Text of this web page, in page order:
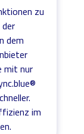
zu
dem
mit nur
im